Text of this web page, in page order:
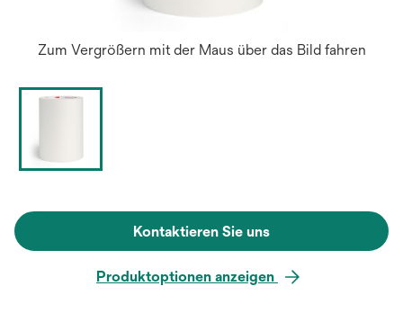
Zum Vergrößern mit der Maus über das Bild fahren
Kontaktieren Sie uns
Produktoptionen anzeigen